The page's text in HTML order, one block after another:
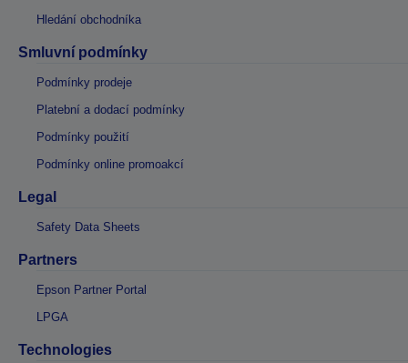
Hledání obchodníka
Smluvní podmínky
Podmínky prodeje
Platební a dodací podmínky
Podmínky použití
Podmínky online promoakcí
Legal
Safety Data Sheets
Partners
Epson Partner Portal
LPGA
Technologies